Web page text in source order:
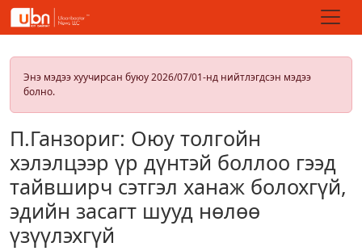
Энэ мэдээ хуучирсан буюу 2026/07/01-нд нийтлэгдсэн мэдээ
болно.
П.Ганзориг: Оюу толгойн
хэлэлцээр үр дүнтэй боллоо гээд
тайвширч сэтгэл ханаж болохгүй,
эдийн засагт шууд нөлөө
үзүүлэхгүй